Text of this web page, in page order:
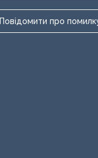
Повідомити про